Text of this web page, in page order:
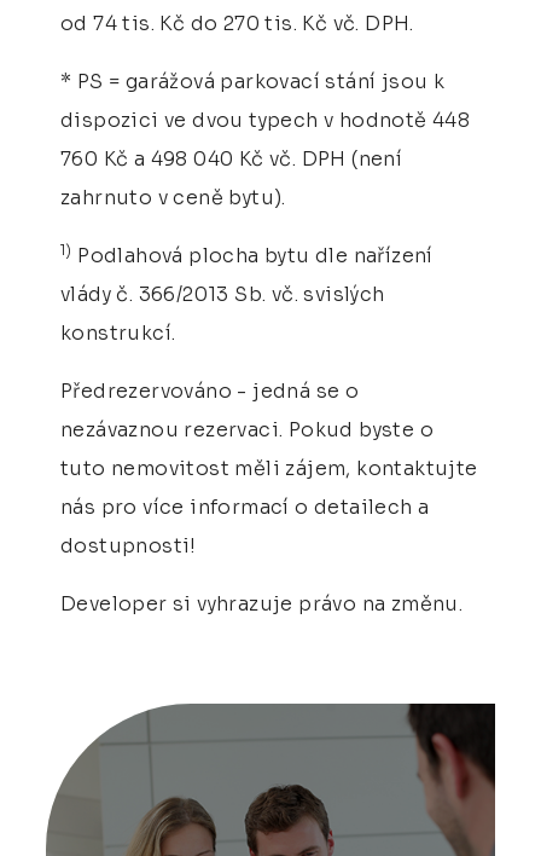
od 74 tis. Kč do 270 tis. Kč vč. DPH.
* PS = garážová parkovací stání jsou k
dispozici ve dvou typech v hodnotě 448
760 Kč a 498 040 Kč vč. DPH (není
zahrnuto v ceně bytu).
1) Podlahová plocha bytu dle nařízení
vlády č. 366/2013 Sb. vč. svislých
konstrukcí.
Předrezervováno - jedná se o
nezávaznou rezervaci. Pokud byste o
tuto nemovitost měli zájem, kontaktujte
nás pro více informací o detailech a
dostupnosti!
Developer si vyhrazuje právo na změnu.